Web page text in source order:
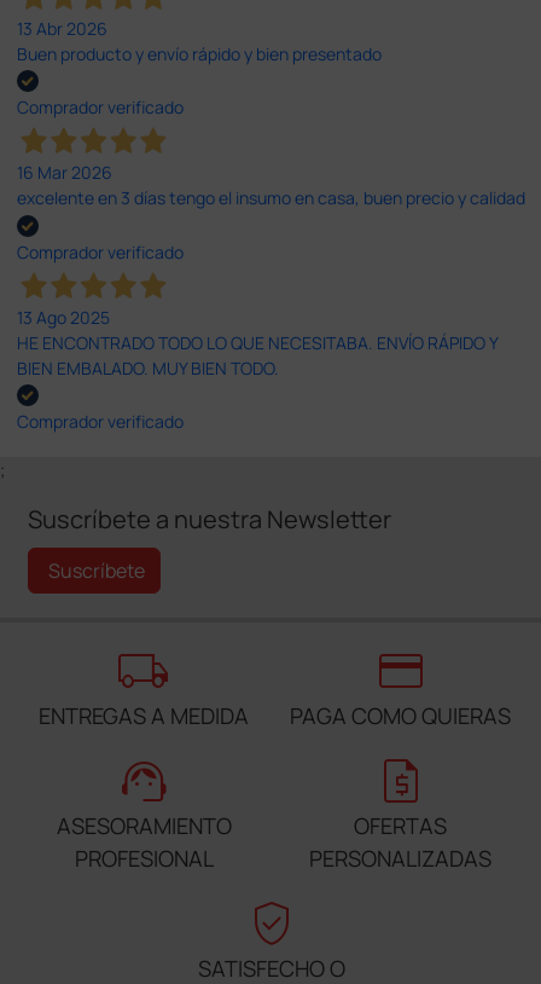
13 Abr 2026
Buen producto y envío rápido y bien presentado
Comprador verificado
16 Mar 2026
excelente en 3 días tengo el insumo en casa, buen precio y calidad
Comprador verificado
13 Ago 2025
HE ENCONTRADO TODO LO QUE NECESITABA. ENVÍO RÁPIDO Y
BIEN EMBALADO. MUY BIEN TODO.
Comprador verificado
;
Suscríbete a nuestra Newsletter
Suscríbete
local_shipping
ENTREGAS A MEDIDA
credit_card
PAGA COMO QUIERAS
support_agent
ASESORAMIENTO
PROFESIONAL
request_quote
OFERTAS
PERSONALIZADAS
verified_user
SATISFECHO O